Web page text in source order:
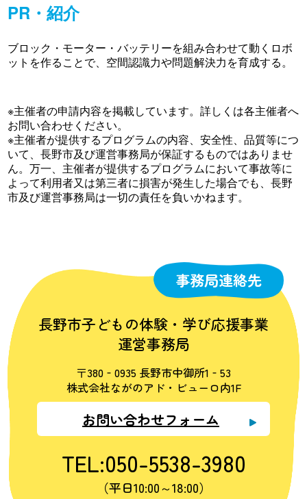
PR・紹介
ブロック・モーター・バッテリーを組み合わせて動くロボ
ットを作ることで、空間認識力や問題解決力を育成する。
※主催者の申請内容を掲載しています。詳しくは各主催者へ
お問い合わせください。
※主催者が提供するプログラムの内容、安全性、品質等につ
いて、長野市及び運営事務局が保証するものではありませ
ん。万一、主催者が提供するプログラムにおいて事故等に
よって利用者又は第三者に損害が発生した場合でも、長野
市及び運営事務局は一切の責任を負いかねます。
事務局連絡先
長野市子どもの体験・学び応援事業
運営事務局
〒380‐0935 長野市中御所1‐53
株式会社ながのアド・ビューロ内1F
お問い合わせフォーム
TEL:050-5538-3980
（平日10:00～18:00）